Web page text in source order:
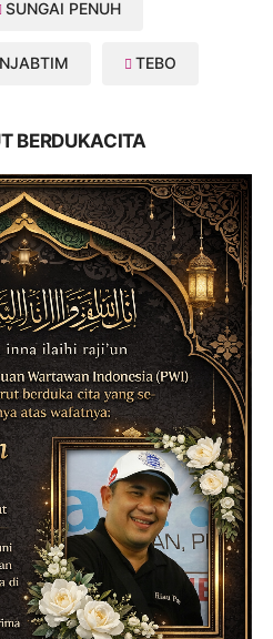
SUNGAI PENUH
TEBO
BERDUKACITA